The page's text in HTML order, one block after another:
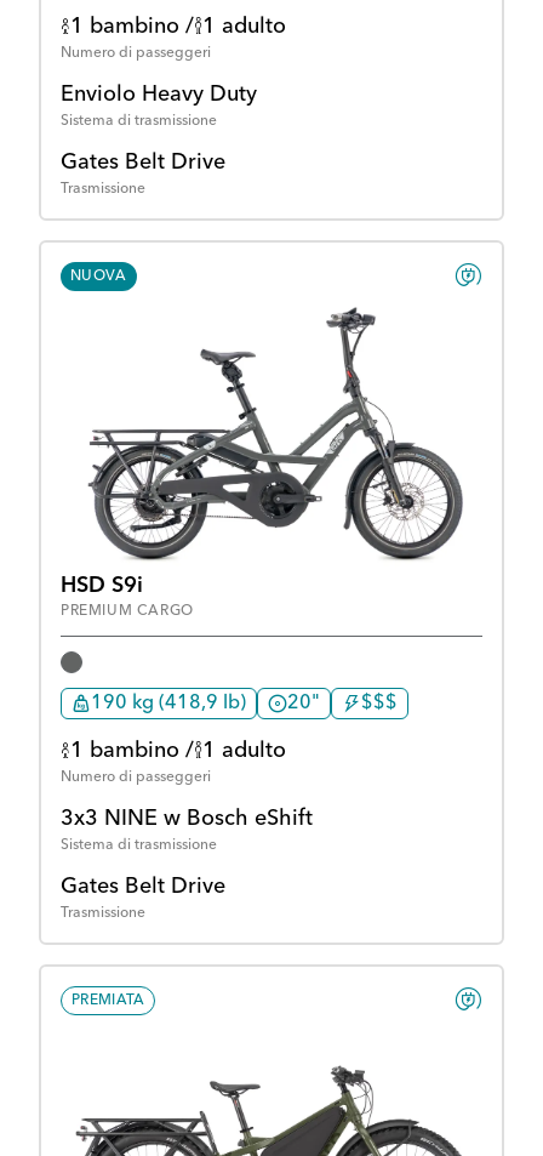
1 bambino / 1 adulto
Numero di passeggeri
Enviolo Heavy Duty
Sistema di trasmissione
Gates Belt Drive
Trasmissione
NUOVA
HSD S9i
PREMIUM CARGO
190 kg (418,9 lb) 20" $$$
1 bambino / 1 adulto
Numero di passeggeri
3x3 NINE w Bosch eShift
Sistema di trasmissione
Gates Belt Drive
Trasmissione
PREMIATA